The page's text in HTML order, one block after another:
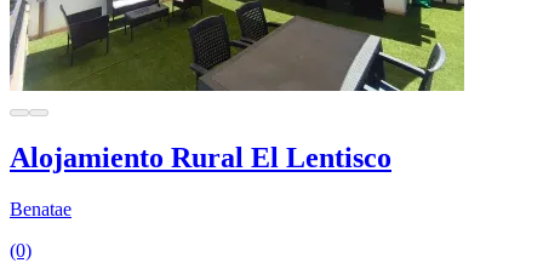
Alojamiento Rural El Lentisco
Benatae
(0)